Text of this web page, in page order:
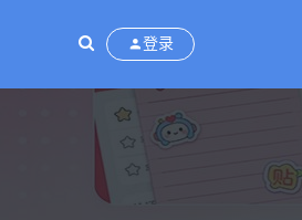
登录